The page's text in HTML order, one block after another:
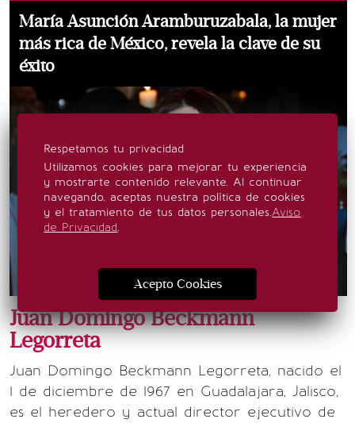
María Asunción Aramburuzabala, la mujer
más rica de México, revela la clave de su
éxito
Juan Domingo Beckmann
Legorreta
Juan Domingo Beckmann Legorreta, nacido el
1 de diciembre de 1967 en Guadalajara, Jalisco,
es el heredero y actual director ejecutivo de
Respetamos tu privacidad
Utilizamos cookies para mejorar tu experiencia
y mostrarte contenido relevante. Al continuar
navegando, aceptas nuestra política de cookies
y el tratamiento de tus datos personales.Aviso
de Privacidad.
Acepto Cookies